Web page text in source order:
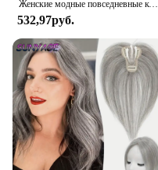
Женские модные повседневные кожаные часы и плюшевый шар украшение бабочка кошелек набор кварцевые наручные часы платье часы Montre Femme
532,97руб.